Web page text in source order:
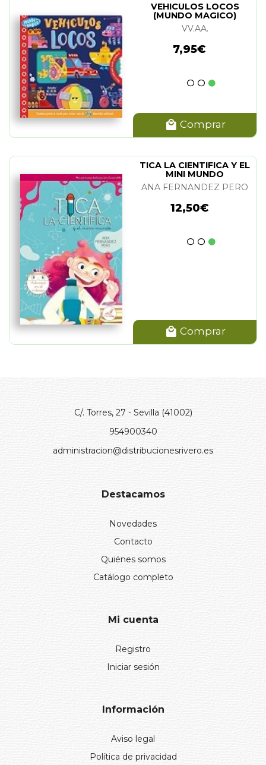
VEHICULOS LOCOS
(MUNDO MAGICO)
VV.AA.
7,95€
Comprar
TICA LA CIENTIFICA Y EL
MINI MUNDO
ANA FERNANDEZ PERO
12,50€
Comprar
C/. Torres, 27 - Sevilla (41002)
954900340
administracion@distribucionesrivero.es
Destacamos
Novedades
Contacto
Quiénes somos
Catálogo completo
Mi cuenta
Registro
Iniciar sesión
Información
Aviso legal
Política de privacidad